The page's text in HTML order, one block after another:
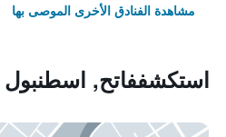
مشاهدة الفنادق الأخرى الموصى بها
استكشففاتح, اسطنبول